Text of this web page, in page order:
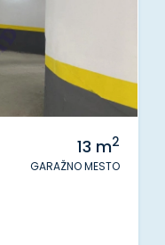
13 m2
GARAŽNO MESTO